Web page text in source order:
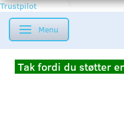
Trustpilot
Skifte navigation
Menu
Tak fordi du støtter